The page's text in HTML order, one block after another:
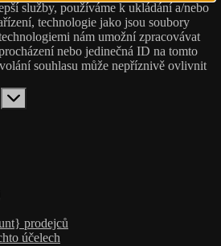
služby, používáme k ukládání a/nebo
technologie jako jsou soubory
nám umožní zpracovávat
nebo jedinečná ID na tomto
souhlasu může nepříznivě ovlivnit
prodejců
účelech